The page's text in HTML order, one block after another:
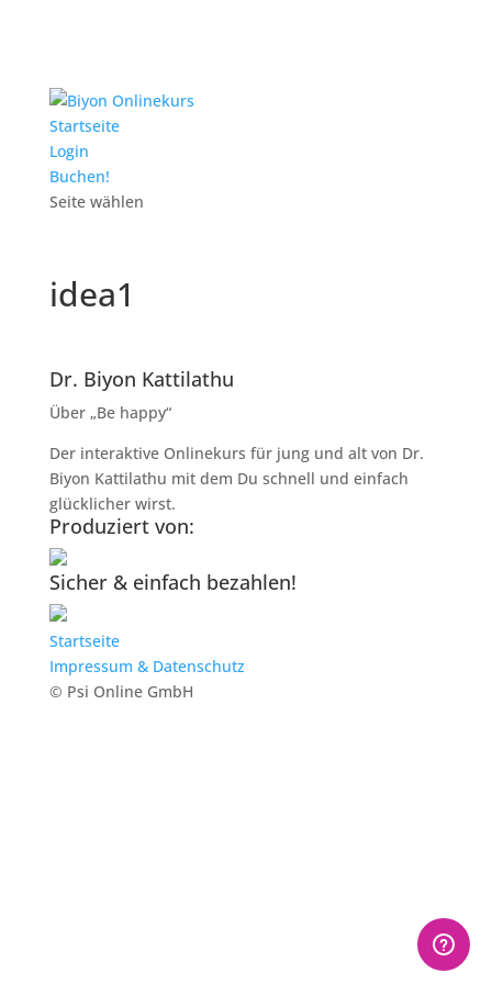
Startseite
Login
Buchen!
Seite wählen
idea1
Dr. Biyon Kattilathu
Über „Be happy“
Der interaktive Onlinekurs für jung und alt von Dr.
Biyon Kattilathu mit dem Du schnell und einfach
glücklicher wirst.
Produziert von:
Sicher & einfach bezahlen!
Startseite
Impressum & Datenschutz
© Psi Online GmbH